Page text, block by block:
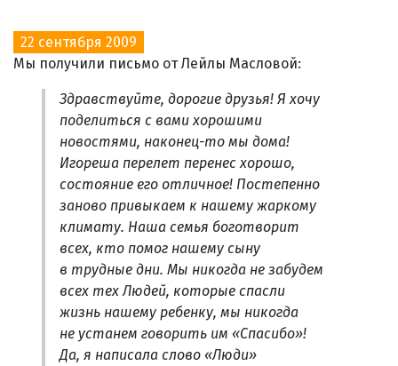
22 сентября 2009
Мы получили письмо от Лейлы Масловой:
Здравствуйте, дорогие друзья! Я хочу
поделиться с вами хорошими
новостями, наконец-то мы дома!
Игореша перелет перенес хорошо,
состояние его отличное! Постепенно
заново привыкаем к нашему жаркому
климату. Наша семья боготворит
всех, кто помог нашему сыну
в трудные дни. Мы никогда не забудем
всех тех Людей, которые спасли
жизнь нашему ребенку, мы никогда
не устанем говорить им «Спасибо»!
Да, я написала слово «Люди»